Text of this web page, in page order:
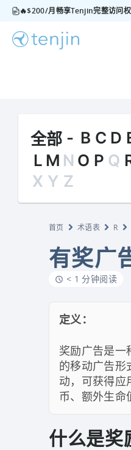
全部 - B C D
L M N O P Q
X Y Z
首页 术语表 R
有奖广
< 1 分钟阅读
定义：
奖励广告是一
的移动广告形
动，可获得应
币、额外生命
什么是奖